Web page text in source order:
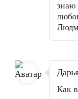
знаю
Как